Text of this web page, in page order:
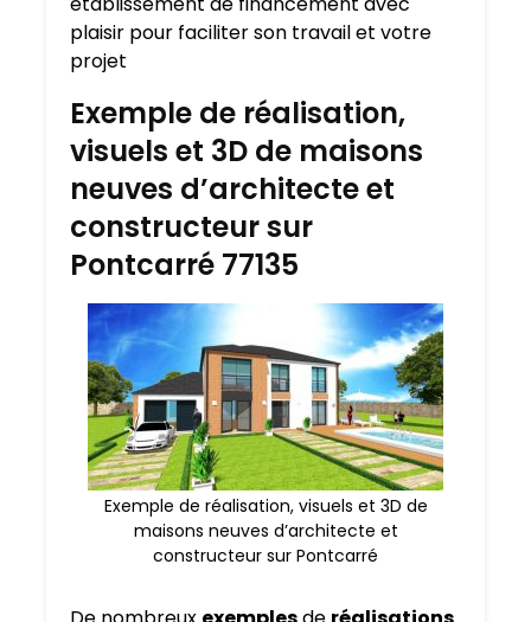
plaisir pour faciliter son travail et votre
projet
Exemple de réalisation,
visuels et 3D de maisons
neuves d’architecte et
constructeur sur
Pontcarré 77135
Exemple de réalisation, visuels et 3D de
maisons neuves d’architecte et
constructeur sur Pontcarré